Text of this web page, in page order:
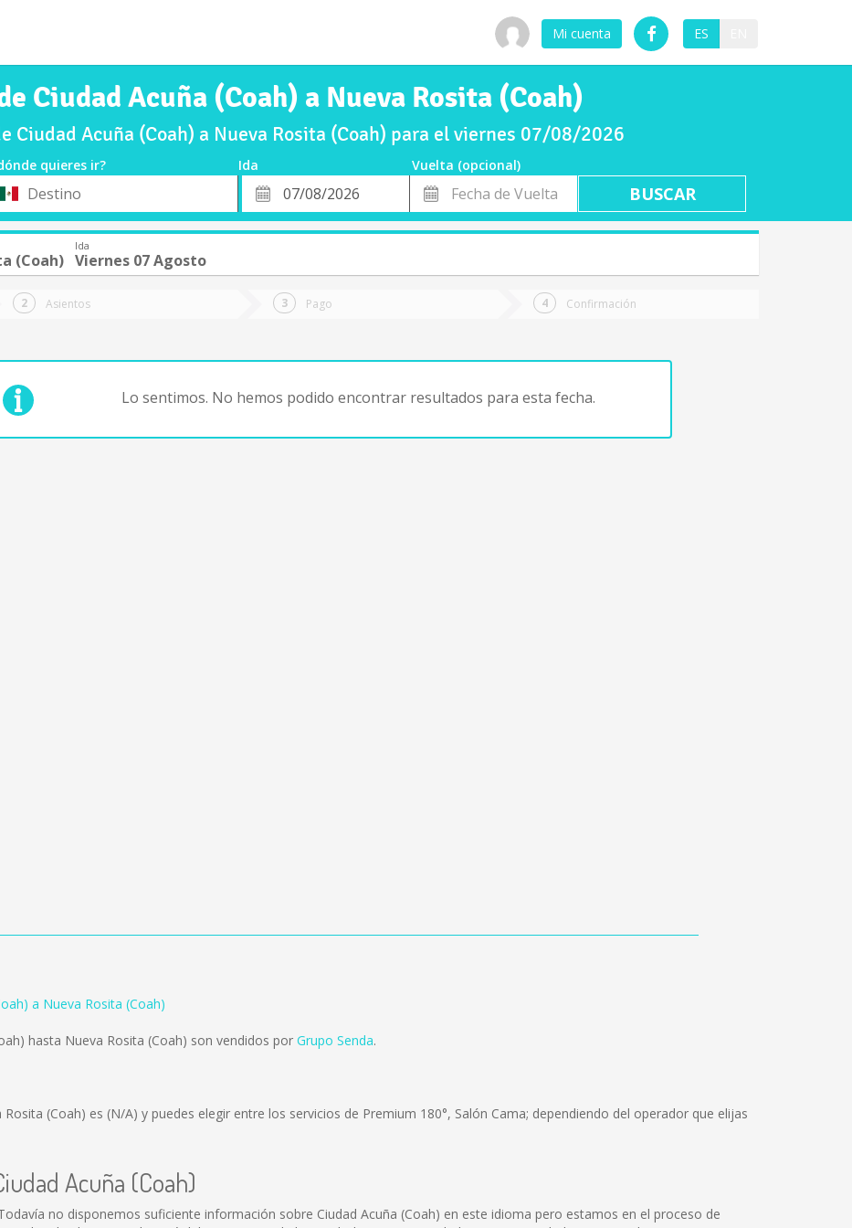
Mi cuenta ES
Ciudad Acuña (Coah) a Nueva Rosita (Coah)
Ciudad Acuña (Coah) a Nueva Rosita (Coah) para el viernes 07/08/2026
quieres ir? Ida
Vuelta (opcional)
Fecha
de
Fecha
de
Vuelta
(Coah)
Ida
Viernes 07 Agosto
Asientos Pago Confirmación
Lo sentimos. No hemos podido encontrar resultados para esta fecha.
a Nueva Rosita (Coah)
hasta Nueva Rosita (Coah) son vendidos por Grupo Senda.
(Coah) es (N/A) y puedes elegir entre los servicios de Premium 180°, Salón Cama; dependiendo del operador que elijas
Acuña (Coah)
no disponemos suficiente información sobre Ciudad Acuña (Coah) en este idioma pero estamos en el proceso de